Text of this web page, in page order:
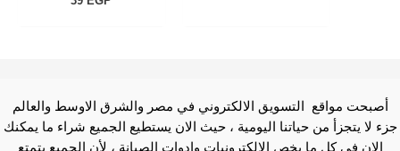
أصبحت مواقع التسويق الالكتروني في مصر والشرق الاوسط والعالم
جزء لا يتجزأ من حياتنا اليومية ، حيث الان يستطيع الجميع شراء ما يمكنك
الان في كل ما بخص الالكترونبات وادوات الصيانة ، لأن الجميع يتمتع